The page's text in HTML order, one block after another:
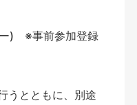
) ※事前参加登録
うとともに、別途